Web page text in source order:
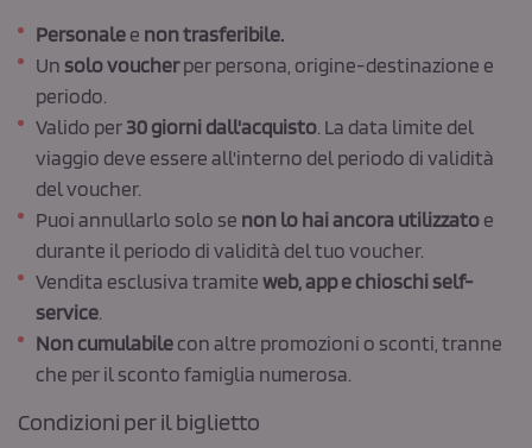
Personalee non trasferibile.
Un solo voucherper persona, origine-destinazione e
periodo.
Valido per30 giorni dall'acquisto. La data limite del
viaggio deve essere all'interno del periodo di validità
del voucher.
Puoi annullarlo solo se non lo hai ancora utilizzatoe
durante il periodo di validità del tuo voucher.
Vendita esclusiva tramiteweb, app e chioschi self-
service.
Non cumulabilecon altre promozioni o sconti, tranne
che per il sconto famiglia numerosa.
Condizioni per il biglietto